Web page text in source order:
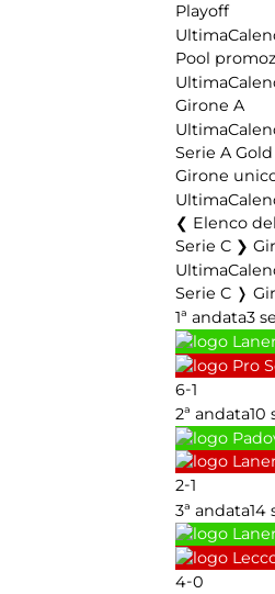
Playoff
Ultima
Pool
Ultima
Girone A
Ultima
Serie A Gold
Girone
Ultima
Elenco
Serie C ❯
Ultima
Serie C ❭
1ª andata3
6-1
2ª andata10
2-1
3ª andata14
4-0